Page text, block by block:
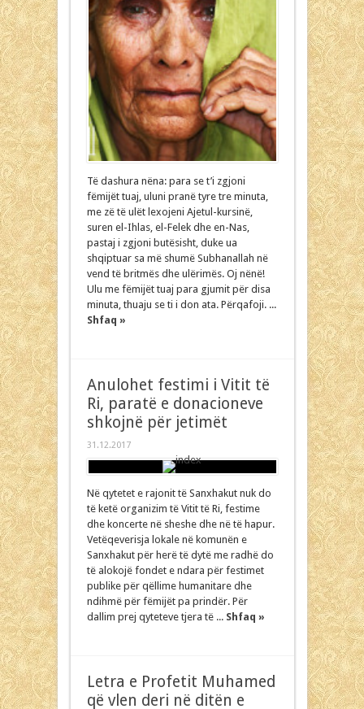
Të dashura nëna: para se t’i zgjoni
fëmijët tuaj, uluni pranë tyre tre minuta,
me zë të ulët lexojeni Ajetul-kursinë,
suren el-Ihlas, el-Felek dhe en-Nas,
pastaj i zgjoni butësisht, duke ua
shqiptuar sa më shumë Subhanallah në
vend të britmës dhe ulërimës. Oj nënë!
Ulu me fëmijët tuaj para gjumit për disa
minuta, thuaju se ti i don ata. Përqafoji. ...
Shfaq »
Anulohet festimi i Vitit të
Ri, paratë e donacioneve
shkojnë për jetimët
31.12.2017
Në qytetet e rajonit të Sanxhakut nuk do
të ketë organizim të Vitit të Ri, festime
dhe koncerte në sheshe dhe në të hapur.
Vetëqeverisja lokale në komunën e
Sanxhakut për herë të dytë me radhë do
të alokojë fondet e ndara për festimet
publike për qëllime humanitare dhe
ndihmë për fëmijët pa prindër. Për
dallim prej qyteteve tjera të ... Shfaq »
Letra e Profetit Muhamed
që vlen deri në ditën e